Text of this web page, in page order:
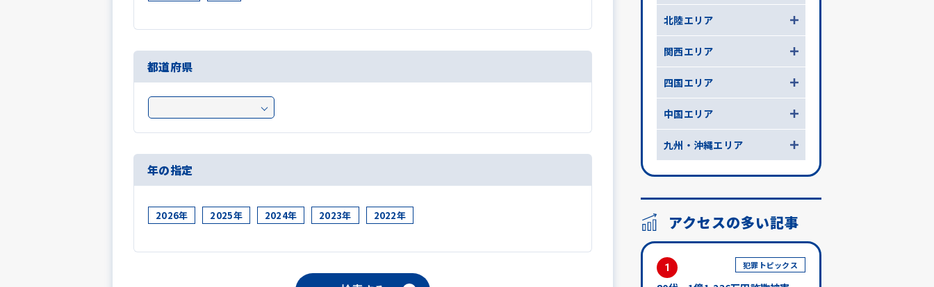
都道府県
年の指定
2026年 2025年 2024年 2023年 2022年
北陸エリア
関西エリア
四国エリア
中国エリア
九州・沖縄エリア
アクセスの多い記事
1 犯罪トピックス